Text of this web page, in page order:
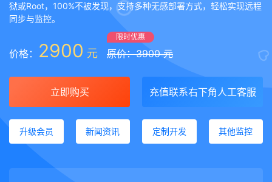
狱或Root，100%不被发现，支持多种无感部署方式，轻松实现远程
同步与监控。
价格： 2900 元
限时优惠
原价：3900 元
立即购买 充值联系右下角人工客服
升级会员 新闻资讯 定制开发 其他监控